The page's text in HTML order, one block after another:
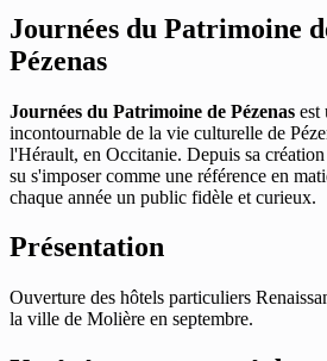
Journées du Patrimoine
Pézenas
Journées du Patrimoine de Pézenas est
incontournable de la vie culturelle de
l'Hérault, en Occitanie. Depuis sa création
su s'imposer comme une référence en
chaque année un public fidèle et curieux.
Présentation
Ouverture des hôtels particuliers
la ville de Molière en septembre.